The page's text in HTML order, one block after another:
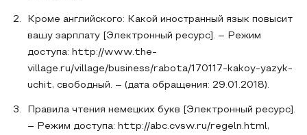
Кроме английского: Какой иностранный язык повысит
вашу зарплату [Электронный ресурс]. – Режим
доступа: http://www.the-
village.ru/village/business/rabota/170117-kakoy-yazyk-
uchit, свободный. – (дата обращения: 29.01.2018).
Правила чтения немецких букв [Электронный ресурс].
– Режим доступа: http://abc.cvsw.ru/regeln.html,